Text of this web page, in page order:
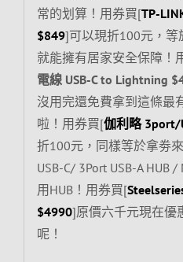
常的划算！用券買[TP-
$849]可以現折100元，等
就能擁有居家安全保障！
電線 USB-C to Lightning
沒用完還免費拿到這條最
啦！用券買[伽利略 3port/
折100元，同樣等於拿劵
USB-C/ 3Port USB-A HUB
用HUB！用券買[
$4990]原價六千元現在優
呢！